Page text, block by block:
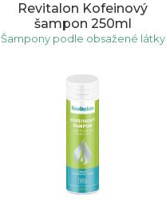
Revitalon Kofeinový
šampon 250ml
Šampony podle obsažené látky